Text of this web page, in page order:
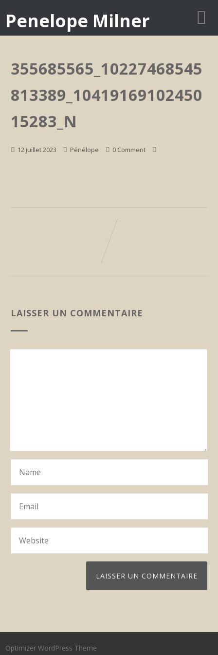
Penelope Milner
355685565_10227468545
813389_10419169102450
15283_N
12 juillet 2023 Pénélope 0 Comment
LAISSER UN COMMENTAIRE
Optimizer WordPress Theme